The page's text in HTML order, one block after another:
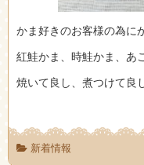
かま好きのお客様の為に
紅鮭かま、時鮭かま、あ
焼いて良し、煮つけて良
新着情報